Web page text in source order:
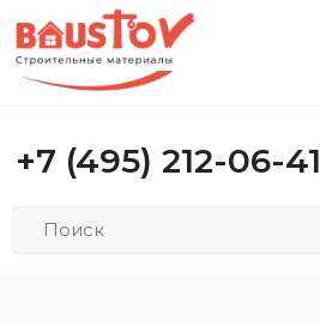
+7 (495) 212-06-41